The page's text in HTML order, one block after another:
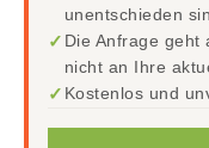
unentschieden
✓ Die Anfrage geht
nicht an Ihre
✓ Kostenlos und